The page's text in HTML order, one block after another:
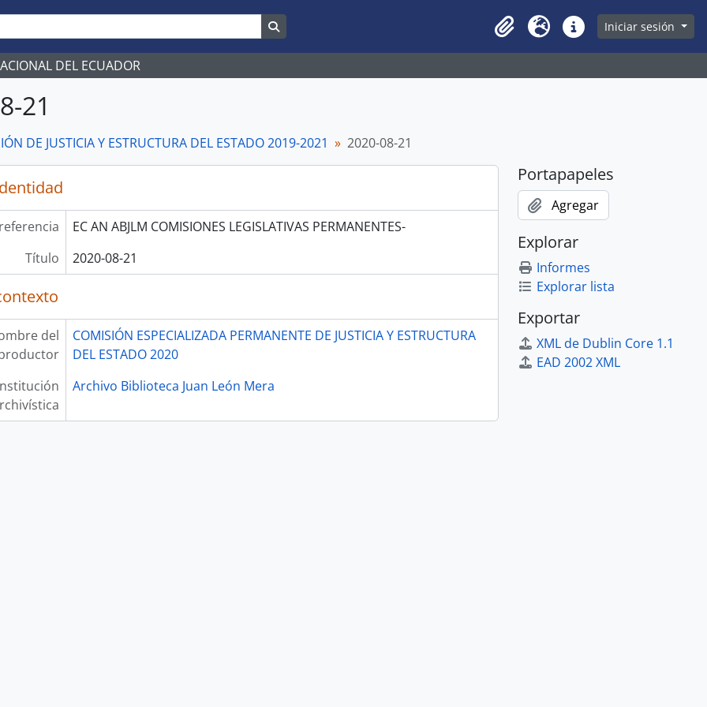
Clipboard
Idioma Enlaces rápidos
Iniciar sesión
DEL ECUADOR
21
DE JUSTICIA Y ESTRUCTURA DEL ESTADO 2019-2021 2020-08-21
EC AN ABJLM COMISIONES LEGISLATIVAS PERMANENTES-
Título
2020-08-21
del
COMISIÓN ESPECIALIZADA PERMANENTE DE JUSTICIA Y ESTRUCTURA
DEL ESTADO 2020
Archivo Biblioteca Juan León Mera
Portapapeles
Agregar
Explorar
Informes
Explorar lista
Exportar
XML de Dublin Core 1.1
EAD 2002 XML